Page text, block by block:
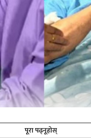
पूरा पढ्नूहोस्